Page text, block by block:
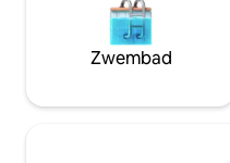
Zwembad